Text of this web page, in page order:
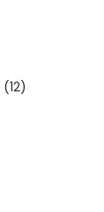
(12)